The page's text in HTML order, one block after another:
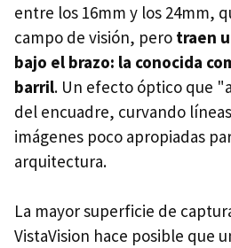
entre los 16mm y los 24mm,
campo de visión, pero traen
bajo el brazo: la conocida
barril. Un efecto óptico que
del encuadre, curvando
imágenes poco apropiadas
arquitectura.
La mayor superficie de
VistaVision hace posible que